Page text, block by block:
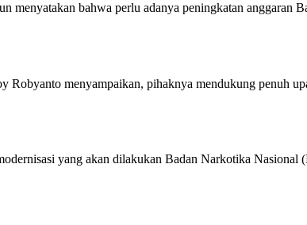
bahwa perlu adanya peningkatan anggaran
menyampaikan, pihaknya mendukung penuh
yang akan dilakukan Badan Narkotika Nasional